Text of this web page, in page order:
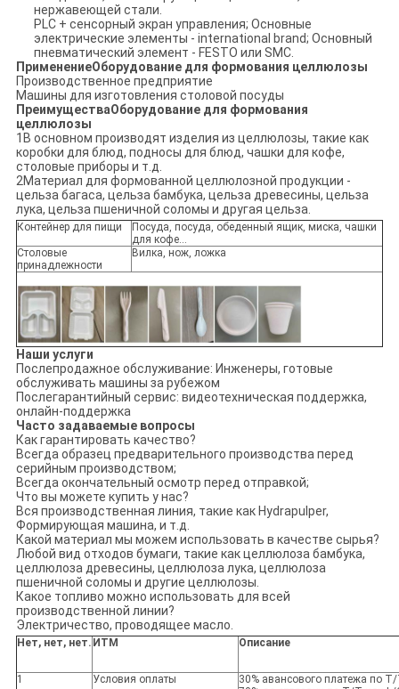
нержавеющей стали.
PLC + сенсорный экран управления; Основные
электрические элементы - international brand; Основный
пневматический элемент - FESTO или SMC.
ПрименениеОборудование для формования целлюлозы
Производственное предприятие
Машины для изготовления столовой посуды
ПреимуществаОборудование для формования
целлюлозы
1В основном производят изделия из целлюлозы, такие как
коробки для блюд, подносы для блюд, чашки для кофе,
столовые приборы и т.д.
2Материал для формованной целлюлозной продукции -
цельза багаса, цельза бамбука, цельза древесины, цельза
лука, цельза пшеничной соломы и другая цельза.
Контейнер для пищи
Посуда, посуда, обеденный ящик, миска, чашки
для кофе...
Столовые
принадлежности
Вилка, нож, ложка
Наши услуги
Послепродажное обслуживание: Инженеры, готовые
обслуживать машины за рубежом
Послегарантийный сервис: видеотехническая поддержка,
онлайн-поддержка
Часто задаваемые вопросы
Как гарантировать качество?
Всегда образец предварительного производства перед
серийным производством;
Всегда окончательный осмотр перед отправкой;
Что вы можете купить у нас?
Вся производственная линия, такие как Hydrapulper,
Формирующая машина, и т.д.
Какой материал мы можем использовать в качестве сырья?
Любой вид отходов бумаги, такие как целлюлоза бамбука,
целлюлоза древесины, целлюлоза лука, целлюлоза
пшеничной соломы и другие целлюлозы.
Какое топливо можно использовать для всей
производственной линии?
Электричество, проводящее масло.
Нет, нет, нет. ИТМ Описание
1 Условия оплаты
30% авансового платежа по